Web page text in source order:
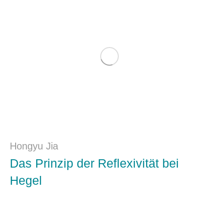
Hongyu Jia
Das Prinzip der Reflexivität bei
Hegel